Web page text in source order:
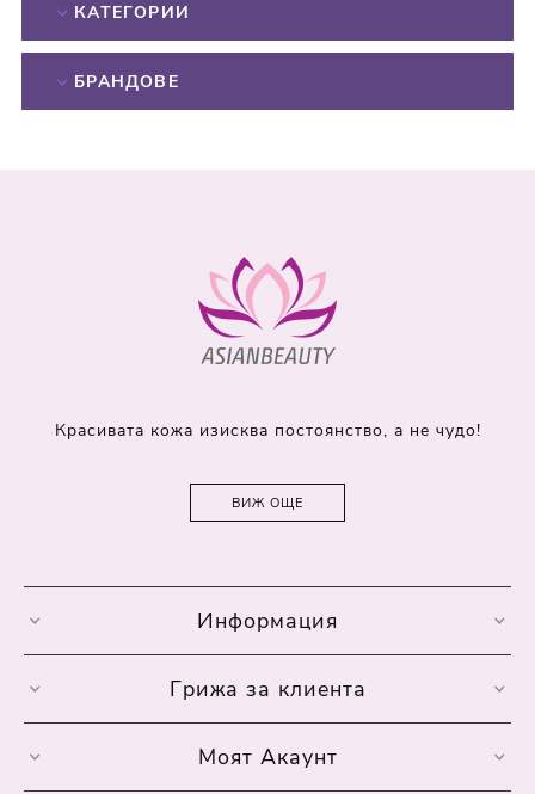
КАТЕГОРИИ
БРАНДОВЕ
Красивата кожа изисква постоянство, а не чудо!
ВИЖ ОЩЕ
Информация
Грижа за клиента
Моят Акаунт